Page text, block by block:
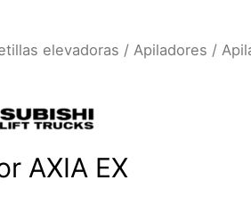
elevadoras / Apiladores /
AXIA EX